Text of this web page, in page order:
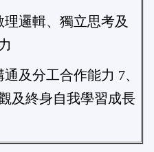
邏輯、獨立思考及
及分工合作能力 7、
及終身自我學習成長